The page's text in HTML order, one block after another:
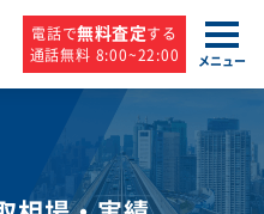
電話で無料査定する
通話無料 8:00~22:00
メニュー